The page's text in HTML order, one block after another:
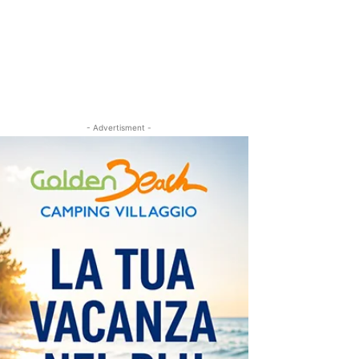
- Advertisment -